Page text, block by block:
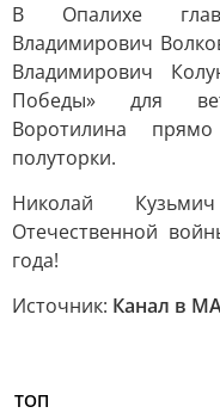
В Опалихе
Владимирович
Владимирович
Победы» для
Воротилина
полуторки.
Николай
Отечественной
года!
Источник: Канал в
ТОП